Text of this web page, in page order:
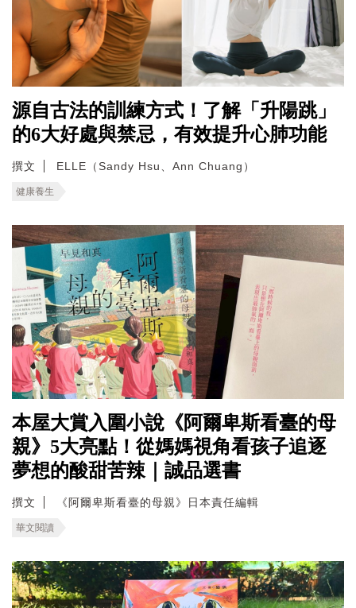
源自古法的訓練方式！了解「升陽跳」
的6大好處與禁忌，有效提升心肺功能
撰文 ELLE（Sandy Hsu、Ann Chuang）
健康養生
本屋大賞入圍小說《阿爾卑斯看臺的母
親》5大亮點！從媽媽視角看孩子追逐
夢想的酸甜苦辣｜誠品選書
撰文 《阿爾卑斯看臺的母親》日本責任編輯
華文閱讀